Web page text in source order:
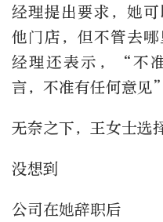
经理提出要求，她
他门店，但不管去哪
经理还表示，“不
言，不准有任何意见
无奈之下，王女士选
没想到
公司在她辞职后